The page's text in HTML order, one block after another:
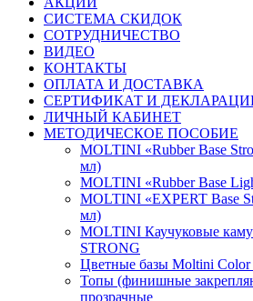
СИСТЕМА СКИДОК
СОТРУДНИЧЕСТВО
ВИДЕО
КОНТАКТЫ
ОПЛАТА И ДОСТАВКА
СЕРТИФИКАТ И
ЛИЧНЫЙ КАБИНЕТ
МЕТОДИЧЕСКОЕ ПОСОБИЕ
MOLTINI «Rubber Base
мл)
MOLTINI «Rubber Base
MOLTINI «EXPERT Base
мл)
MOLTINI Каучуковые
STRONG
Цветные базы Moltini Color
Топы (финишные
прозрачные